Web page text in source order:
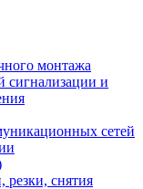
монтажа
сигнализации и
сетей
резки, снятия